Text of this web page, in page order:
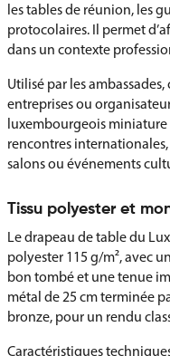
les tables de réunion, les
protocolaires. Il permet
dans un contexte
Utilisé par les
entreprises ou
luxembourgeois
rencontres
salons ou événements
Tissu polyester et
Le drapeau de table du
polyester 115 g/m², avec
bon tombé et une tenue
métal de 25 cm terminée
bronze, pour un rendu
Caractéristiques